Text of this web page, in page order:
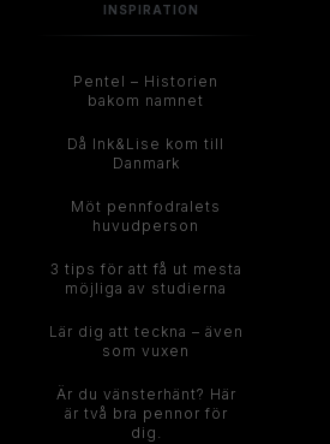
INSPIRATION
Pentel – Historien
bakom namnet
Då Ink&Lise kom till
Danmark
Möt pennfodralets
huvudperson
3 tips för att få ut mesta
möjliga av studierna
Lär dig att teckna – även
som vuxen
Är du vänsterhänt? Här
är två bra pennor för
dig.